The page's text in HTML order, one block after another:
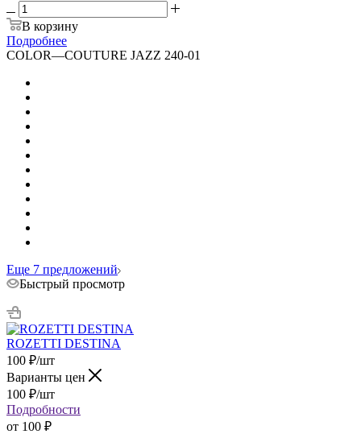
В корзину
Подробнее
COLOR—COUTURE JAZZ 240-01
Еще 7 предложений
Быстрый просмотр
ROZETTI DESTINA
100 ₽/шт
Варианты цен
100 ₽/шт
Подробности
от 100 ₽